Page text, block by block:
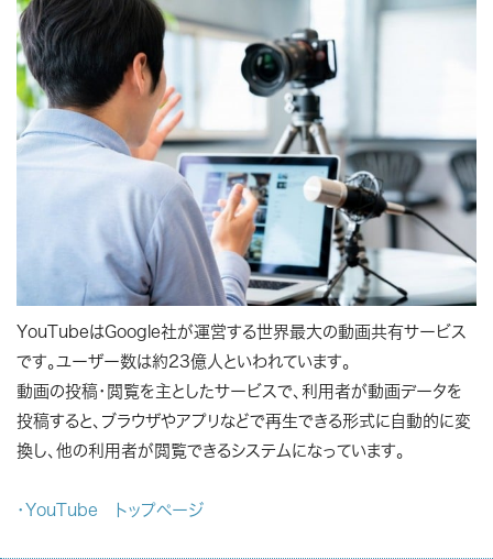
YouTubeはGoogle社が運営する世界最大の動画共有サービス
です。ユーザー数は約23億人といわれています。
動画の投稿・閲覧を主としたサービスで、利用者が動画データを
投稿すると、ブラウザやアプリなどで再生できる形式に自動的に変
換し、他の利用者が閲覧できるシステムになっています。
・YouTube トップページ